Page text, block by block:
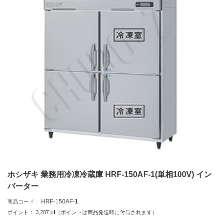
ホシザキ 業務用冷凍冷蔵庫 HRF-150AF-1(単相100V) イン
バーター
商品コード： HRF-150AF-1
ポイント： 3,207 pt （ポイントは商品発送時に付与されます）